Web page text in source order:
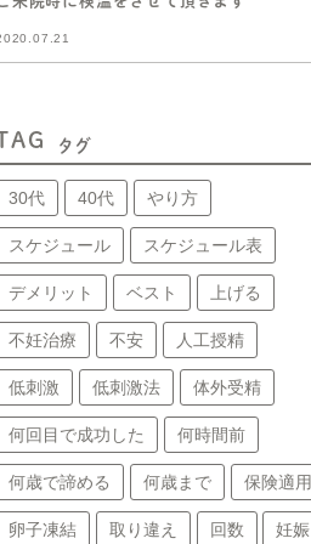
タグ
30代 40代 やり方
スケジュール スケジュール表
デメリット ベスト 上げる
不妊治療 不安 人工授精
低刺激 低刺激法 体外受精
何回目で成功した 何時間前
何歳で諦める 何歳まで 保険適用
卵子凍結 取り違え 回数 妊娠